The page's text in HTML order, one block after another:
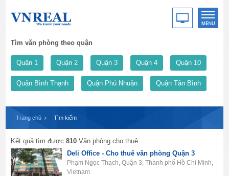
Tìm văn phòng theo quận
Quận 1 Quận 2 Quận 3 Quận 4 Quận 10
Quận Bình Thạnh Quận Phú Nhuận Quận Tân Bình
Trang chủ Tìm kiếm
Kết quả tìm được810 Văn phòng cho thuê
Deli Office - Cho thuê văn phòng Quận 3
Phạm Ngọc Thạch, Quận 3, Thành phố Hồ Chí Minh,
Vietnam